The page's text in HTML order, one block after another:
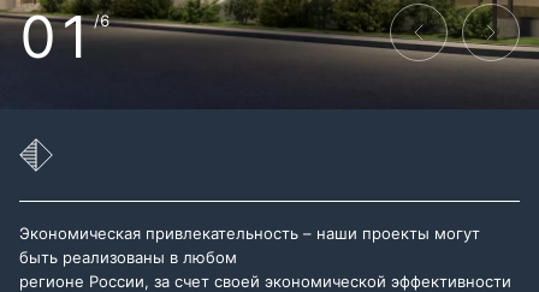
01/6
Экономическая привлекательность – наши проекты могут
быть реализованы в любом
регионе России, за счет своей экономической эффективности